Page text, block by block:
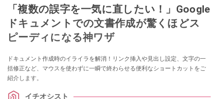
「複数の誤字を一気に直したい！」Google
ドキュメントでの文書作成が驚くほどス
ピーディになる神ワザ
ドキュメント作成時のイライラを解消！リンク挿入や見出し設定、文字の一
括修正など、マウスを使わずに一瞬で終わらせる便利なショートカットをご
紹介します。
イチオシスト